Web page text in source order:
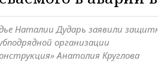
Наталии Дударь заявили
организации
Анатолия Круглова